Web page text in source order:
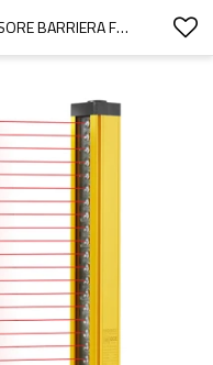
DK-QCE68-10-670 2BB｜SENSORE BARRIERA FOTOELETTRICA DI SICUREZZA｜DADISICK